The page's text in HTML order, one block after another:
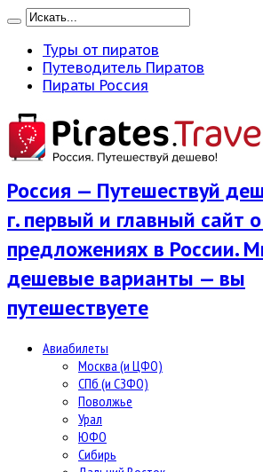
Туры от пиратов
Путеводитель Пиратов
Пираты Россия
Россия — Путешествуй
г. первый и главный сайт
предложениях в России.
дешевые варианты — вы
путешествуете
Авиабилеты
Москва (и ЦФО)
СПб (и СЗФО)
Поволжье
Урал
ЮФО
Сибирь